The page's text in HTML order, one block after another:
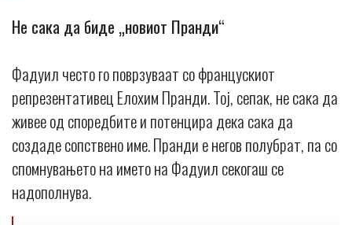
Не сака да биде „новиот Пранди“
Фадуил често го поврзуваат со францускиот
репрезентативец Елохим Пранди. Тој, сепак, не сака да
живее од споредбите и потенцира дека сака да
создаде сопствено име. Пранди е негов полубрат, па со
спомнувањето на името на Фадуил секогаш се
надополнува.